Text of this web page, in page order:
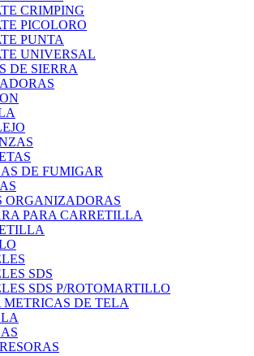
CRIMPING
PICOLORO
PUNTA
UNIVERSAL
DE SIERRA
DE FUMIGAR
ORGANIZADORAS
PARA CARRETILLA
SDS
SDS P/ROTOMARTILLO
METRICAS DE TELA